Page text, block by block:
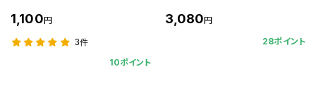
1,100円
3件
10ポイント
3,080円
28ポイント